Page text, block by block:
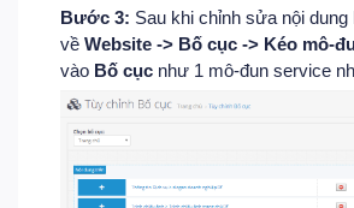
Bước 3: Sau khi chỉnh sửa nội dung
về Website -> Bố cục -> Kéo mô-
vào Bố cục như 1 mô-đun service